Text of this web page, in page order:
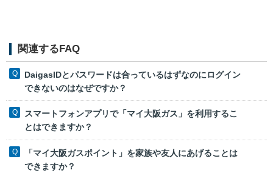
関連するFAQ
DaigasIDとパスワードは合っているはずなのにログイン
できないのはなぜですか？
スマートフォンアプリで「マイ大阪ガス」を利用するこ
とはできますか？
「マイ大阪ガスポイント」を家族や友人にあげることは
できますか？